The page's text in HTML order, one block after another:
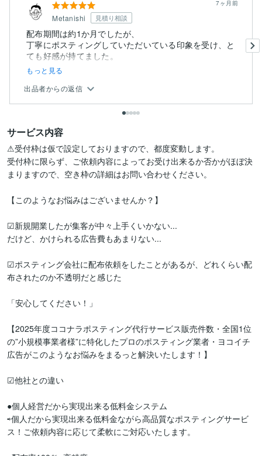
Metanishi 見積り相談
7ヶ月前
配布期間は約1か月でしたが、
丁寧にポスティングしていただいている印象を受け、と
もっと見る
出品者からの返信
サービス内容
⚠︎受付枠は仮で設定しておりますので、都度変動します。
受付枠に限らず、ご依頼内容によってお受け出来るか否かがほぼ決
まりますので、空き枠の詳細はお問い合わせください。
【このようなお悩みはございませんか？】
☑新規開業したが集客が中々上手くいかない...
だけど、かけられる広告費もあまりない...
☑ポスティング会社に配布依頼をしたことがあるが、どれくらい配
布されたのか不透明だと感じた
「安心してください！」
【2025年度ココナラポスティング代行サービス販売件数・全国1位
の”小規模事業者様”に特化したプロのポスティング業者・ヨコイチ
広告がこのようなお悩みをまるっと解決いたします！】
☑他社との違い
●個人経営だから実現出来る低料金システム
⇨個人だから実現出来る低料金ながら高品質なポスティングサービ
ス！ご依頼内容に応じて柔軟にご対応いたします。